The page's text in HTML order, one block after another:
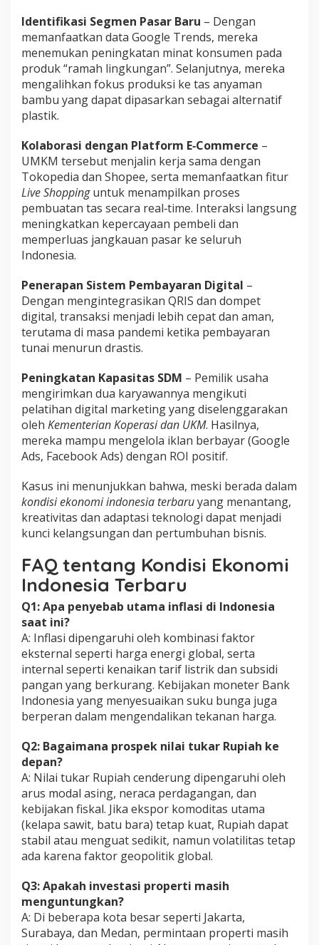
Identifikasi Segmen Pasar Baru – Dengan
memanfaatkan data Google Trends, mereka
menemukan peningkatan minat konsumen pada
produk “ramah lingkungan”. Selanjutnya, mereka
mengalihkan fokus produksi ke tas anyaman
bambu yang dapat dipasarkan sebagai alternatif
plastik.
Kolaborasi dengan Platform E‑Commerce –
UMKM tersebut menjalin kerja sama dengan
Tokopedia dan Shopee, serta memanfaatkan fitur
Live Shoppinguntuk menampilkan proses
pembuatan tas secara real‑time. Interaksi langsung
meningkatkan kepercayaan pembeli dan
memperluas jangkauan pasar ke seluruh
Indonesia.
Penerapan Sistem Pembayaran Digital –
Dengan mengintegrasikan QRIS dan dompet
digital, transaksi menjadi lebih cepat dan aman,
terutama di masa pandemi ketika pembayaran
tunai menurun drastis.
Peningkatan Kapasitas SDM – Pemilik usaha
mengirimkan dua karyawannya mengikuti
pelatihan digital marketing yang diselenggarakan
oleh Kementerian Koperasi dan UKM. Hasilnya,
mereka mampu mengelola iklan berbayar (Google
Ads, Facebook Ads) dengan ROI positif.
Kasus ini menunjukkan bahwa, meski berada dalam
kondisi ekonomi indonesia terbaruyang menantang,
kreativitas dan adaptasi teknologi dapat menjadi
kunci kelangsungan dan pertumbuhan bisnis.
FAQ tentang Kondisi Ekonomi
Indonesia Terbaru
Q1: Apa penyebab utama inflasi di Indonesia
saat ini?
A: Inflasi dipengaruhi oleh kombinasi faktor
eksternal seperti harga energi global, serta
internal seperti kenaikan tarif listrik dan subsidi
pangan yang berkurang. Kebijakan moneter Bank
Indonesia yang menyesuaikan suku bunga juga
berperan dalam mengendalikan tekanan harga.
Q2: Bagaimana prospek nilai tukar Rupiah ke
depan?
A: Nilai tukar Rupiah cenderung dipengaruhi oleh
arus modal asing, neraca perdagangan, dan
kebijakan fiskal. Jika ekspor komoditas utama
(kelapa sawit, batu bara) tetap kuat, Rupiah dapat
stabil atau menguat sedikit, namun volatilitas tetap
ada karena faktor geopolitik global.
Q3: Apakah investasi properti masih
menguntungkan?
A: Di beberapa kota besar seperti Jakarta,
Surabaya, dan Medan, permintaan properti masih